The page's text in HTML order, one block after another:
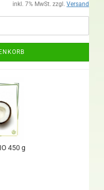
inkl. 7% MwSt. zzgl. Versand
450 g